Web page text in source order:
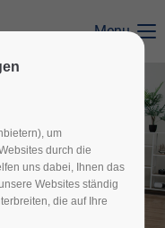
leider nicht.
leider nicht.
leider nicht.
Menu
uns!
Können zu
um
durch die
uns dabei, Ihnen das
Websites ständig
die auf Ihre